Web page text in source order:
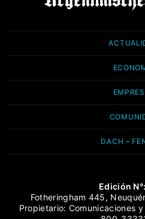
DACH –
Edición N°:
Fotheringham 445,
Propietario: Comunicaciones